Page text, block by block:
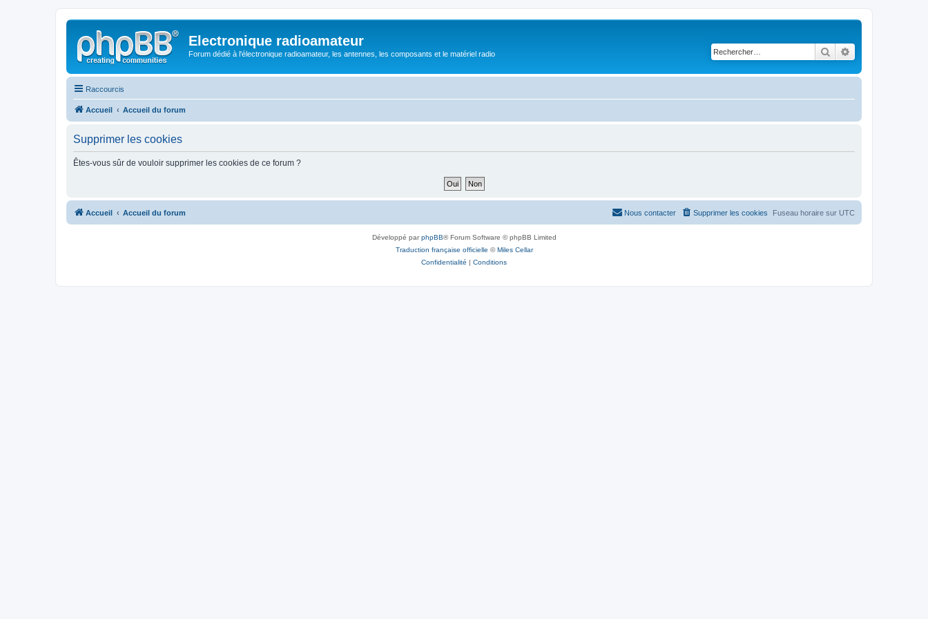
Electronique radioamateur
Forum dédié à l'électronique radioamateur, les antennes, les composants et le matériel radio Rechercher
Raccourcis
Accueil Accueil du forum
Supprimer les cookies
Êtes-vous sûr de vouloir supprimer les cookies de ce forum ?
Accueil Accueil du forum Fuseau horaire sur UTC
Supprimer les cookies
Nous contacter
Développé parphpBB® Forum Software © phpBB Limited
Traduction française officielle ©Miles Cellar
Confidentialité | Conditions